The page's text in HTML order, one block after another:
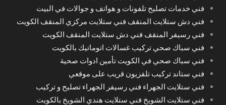
فني خدمات تصليح تلفونات و هواتف و جوالات في البيت
فني دش ستلايت المنقف فني ستلايت مركزي المنقف الكويت
فني رسيفر المنقف فني دش ستلايت المنقف الكويت
فني سباك صحي تركيب غسالات اتوماتيك بالكويت
فني سباك صحي في الكويت تأمين ادوات صحية
فني ستاند تركيب تلفزيون قريب على موقعي
فني ستلايت الجهراء فني رسيفر الجهراء تصليح و تركيب
فني ستلايت الشويخ فني ستلايت هندي الشويخ بالكويت